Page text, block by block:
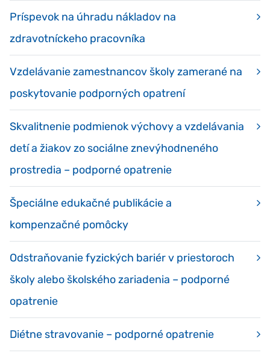
Príspevok na úhradu nákladov na
zdravotníckeho pracovníka
Vzdelávanie zamestnancov školy zamerané na
poskytovanie podporných opatrení
Skvalitnenie podmienok výchovy a vzdelávania
detí a žiakov zo sociálne znevýhodneného
prostredia – podporné opatrenie
Špeciálne edukačné publikácie a
kompenzačné pomôcky
Odstraňovanie fyzických bariér v priestoroch
školy alebo školského zariadenia – podporné
opatrenie
Diétne stravovanie – podporné opatrenie